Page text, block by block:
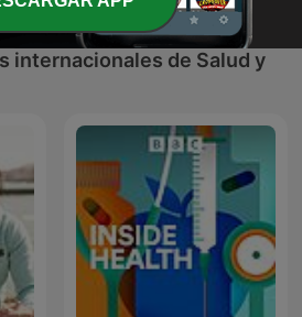
internacionales de Salud y